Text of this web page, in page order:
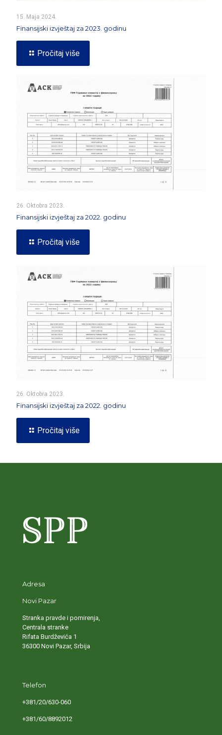
15. Maja 2024.
Finansijski izvještaj za 2023. godinu
Pročitaj više
26. Oktobra 2023.
Finansijski izvještaj za 2022. godinu
Pročitaj više
26. Oktobra 2023.
Finansijski izvještaj za 2022. godinu
Pročitaj više
Adresa
Novi Pazar
Stranka pravde i pomirenja,
Centrala stranke
Rifata Burdževića 1
36300 Novi Pazar, Srbija
Telefon
+381/20/630-060
+381/60/8892012